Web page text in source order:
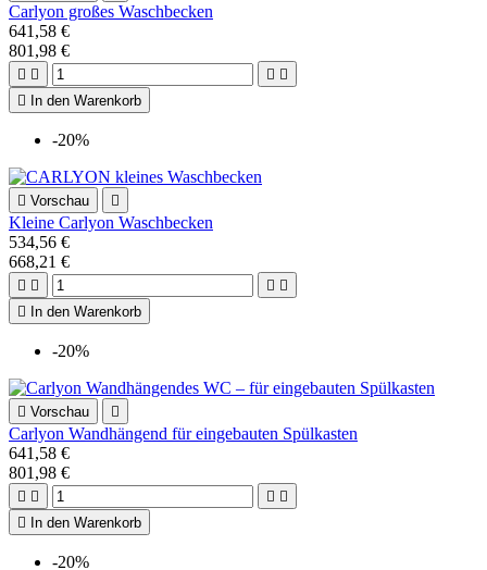
Carlyon großes Waschbecken
641,58 €
801,98 €
   

In den Warenkorb
-20%
 Vorschau 
Kleine Carlyon Waschbecken
534,56 €
668,21 €
   

In den Warenkorb
-20%
 Vorschau 
Carlyon Wandhängend für eingebauten Spülkasten
641,58 €
801,98 €
   

In den Warenkorb
-20%